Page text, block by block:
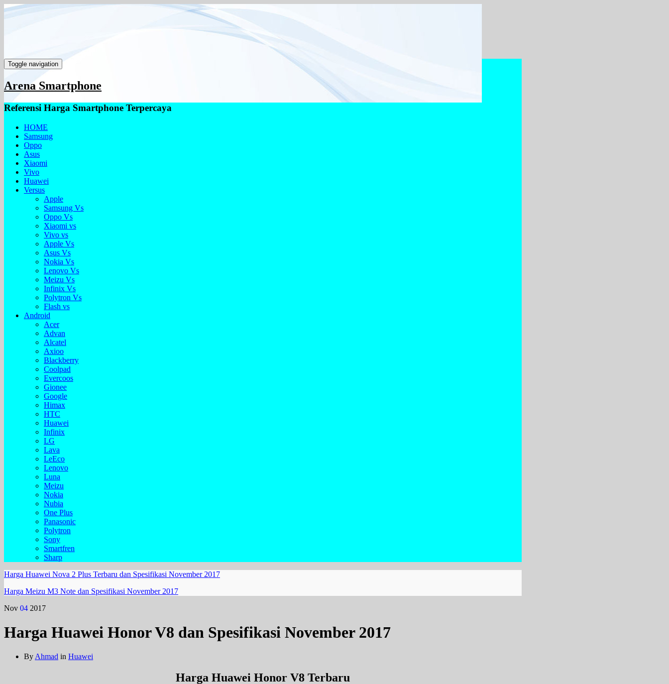
Toggle navigation
Arena Smartphone
Referensi Harga Smartphone Terpercaya
HOME
Samsung
Oppo
Asus
Xiaomi
Vivo
Huawei
Versus
Apple
Samsung Vs
Oppo Vs
Xiaomi vs
Vivo vs
Apple Vs
Asus Vs
Nokia Vs
Lenovo Vs
Meizu Vs
Infinix Vs
Polytron Vs
Flash vs
Android
Acer
Advan
Alcatel
Axioo
Blackberry
Coolpad
Evercoos
Gionee
Google
Himax
HTC
Huawei
Infinix
LG
Lava
LeEco
Lenovo
Luna
Meizu
Nokia
Nubia
One Plus
Panasonic
Polytron
Sony
Smartfren
Sharp
Harga Huawei Nova 2 Plus Terbaru dan Spesifikasi November 2017
Harga Meizu M3 Note dan Spesifikasi November 2017
Nov 04 2017
Harga Huawei Honor V8 dan Spesifikasi November 2017
ByAhmad in Huawei
Harga Huawei Honor V8 Terbaru